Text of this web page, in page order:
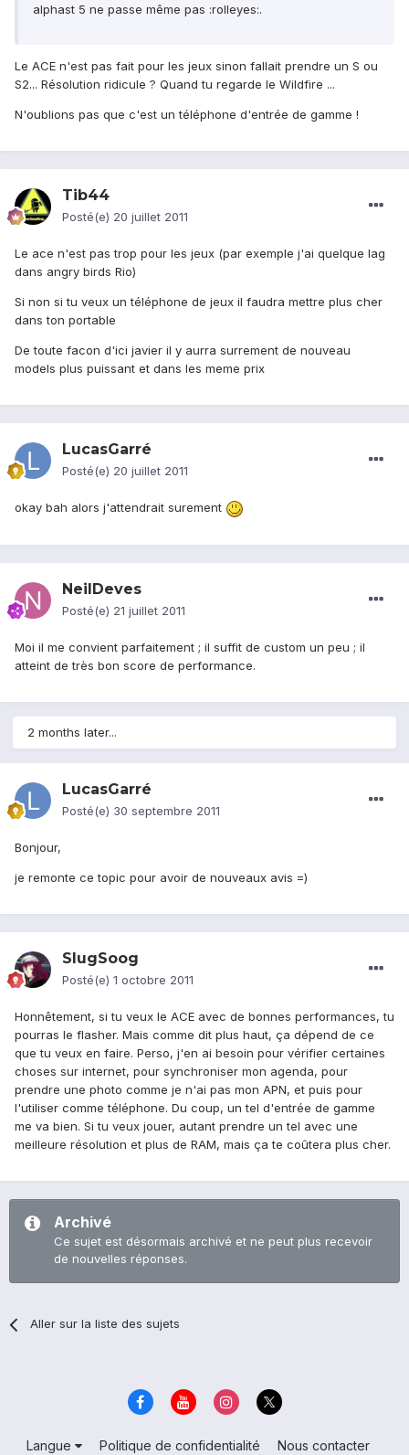
alphast 5 ne passe même pas :rolleyes:.
Le ACE n'est pas fait pour les jeux sinon fallait prendre un S ou
S2... Résolution ridicule ? Quand tu regarde le Wildfire ...
N'oublions pas que c'est un téléphone d'entrée de gamme !
Tib44
Posté(e) 20 juillet 2011
Le ace n'est pas trop pour les jeux (par exemple j'ai quelque lag
dans angry birds Rio)
Si non si tu veux un téléphone de jeux il faudra mettre plus cher
dans ton portable
De toute facon d'ici javier il y aurra surrement de nouveau
models plus puissant et dans les meme prix
LucasGarré
Posté(e) 20 juillet 2011
okay bah alors j'attendrait surement
NeilDeves
Posté(e) 21 juillet 2011
Moi il me convient parfaitement ; il suffit de custom un peu ; il
atteint de très bon score de performance.
2 months later...
LucasGarré
Posté(e) 30 septembre 2011
Bonjour,
je remonte ce topic pour avoir de nouveaux avis =)
SlugSoog
Posté(e) 1 octobre 2011
Honnêtement, si tu veux le ACE avec de bonnes performances, tu
pourras le flasher. Mais comme dit plus haut, ça dépend de ce
que tu veux en faire. Perso, j'en ai besoin pour vérifier certaines
choses sur internet, pour synchroniser mon agenda, pour
prendre une photo comme je n'ai pas mon APN, et puis pour
l'utiliser comme téléphone. Du coup, un tel d'entrée de gamme
me va bien. Si tu veux jouer, autant prendre un tel avec une
meilleure résolution et plus de RAM, mais ça te coûtera plus cher.
Archivé
Ce sujet est désormais archivé et ne peut plus recevoir
de nouvelles réponses.
Aller sur la liste des sujets
Langue Politique de confidentialité Nous contacter